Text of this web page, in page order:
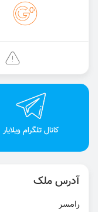
کانال تلگرام ویلایار
آدرس ملک
رامسر